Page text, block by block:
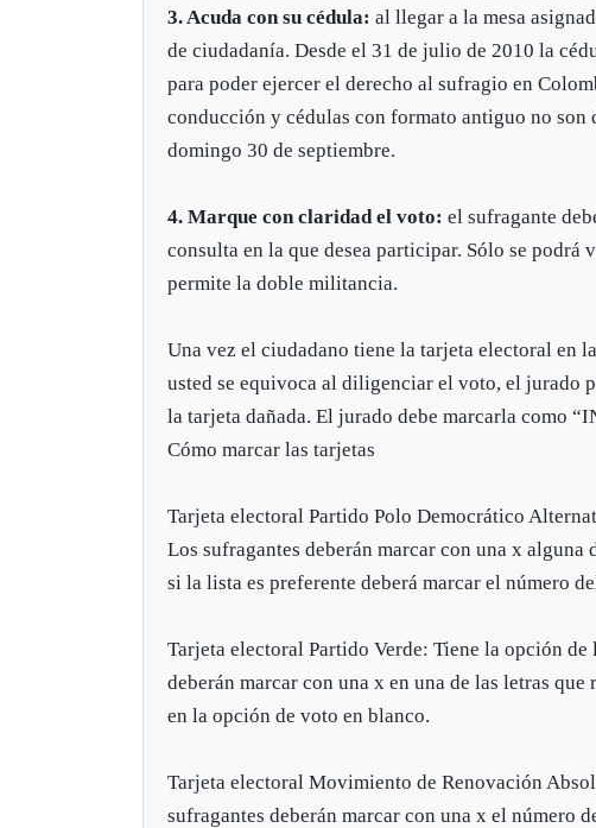
3. Acuda con su cédula: al llegar a la mesa
de ciudadanía. Desde el 31 de julio de 2010 la
para poder ejercer el derecho al sufragio en
conducción y cédulas con formato antiguo no son
domingo 30 de septiembre.
4. Marque con claridad el voto: el sufragante
consulta en la que desea participar. Sólo se podrá
permite la doble militancia.
Una vez el ciudadano tiene la tarjeta electoral en
usted se equivoca al diligenciar el voto, el jurado
la tarjeta dañada. El jurado debe marcarla como
Cómo marcar las tarjetas
Tarjeta electoral Partido Polo Democrático
Los sufragantes deberán marcar con una x
si la lista es preferente deberá marcar el número
Tarjeta electoral Partido Verde: Tiene la opción
deberán marcar con una x en una de las letras
en la opción de voto en blanco.
Tarjeta electoral Movimiento de Renovación
sufragantes deberán marcar con una x el número